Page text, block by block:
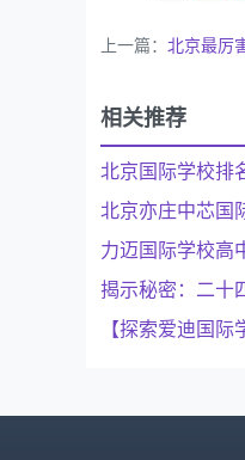
上一篇： 北京最厉
相关推荐
北京国际学校排
北京亦庄中芯国
力迈国际学校高
揭示秘密：二十
【探索爱迪国